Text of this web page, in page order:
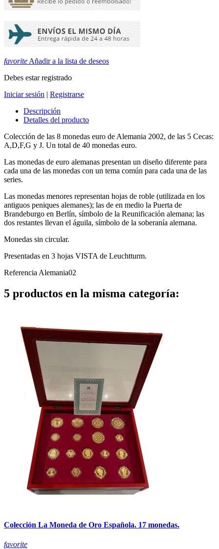
favorite Añadir a la lista de deseos
Debes estar registrado
Iniciar sesión | Registrarse
Descripción
Detalles del producto
Colección de las 8 monedas euro de Alemania 2002, de las 5 Cecas:
A,D,F,G y J. Un total de 40 monedas euro.
Las monedas de euro alemanas presentan un diseño diferente para
cada una de las monedas con un tema común para cada una de las
series.
Las monedas menores representan hojas de roble (utilizada en los
antiguos peniques alemanes); las de en medio la Puerta de
Brandeburgo en Berlín, símbolo de la Reunificación alemana; las
dos restantes llevan el águila, símbolo de la soberanía alemana.
Monedas sin circular.
Presentadas en 3 hojas VISTA de Leuchtturm.
Referencia Alemania02
5 productos en la misma categoría:
Colección La Moneda de Oro Española. 17 monedas.
favorite